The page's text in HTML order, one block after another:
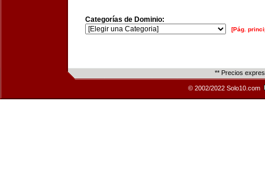
Categorías de Dominio:
[Pág.
** Precios
© 2002/2022 Solo10.com